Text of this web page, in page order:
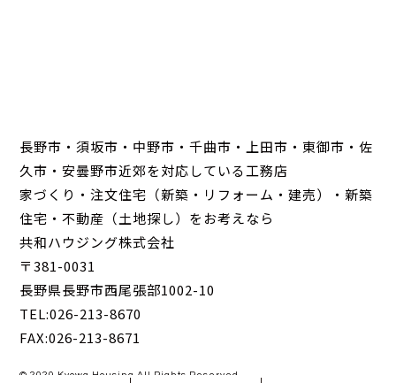
長野市・須坂市・中野市・千曲市・上田市・東御市・佐
久市・安曇野市近郊を対応している工務店
家づくり・注文住宅（新築・リフォーム・建売）・新築
住宅・不動産（土地探し）をお考えなら
共和ハウジング株式会社
〒381-0031
長野県長野市西尾張部1002-10
TEL:026-213-8670
FAX:026-213-8671
© 2020 Kyowa Housing All Rights Reserved.